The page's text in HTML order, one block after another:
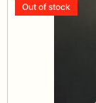
Out of stock